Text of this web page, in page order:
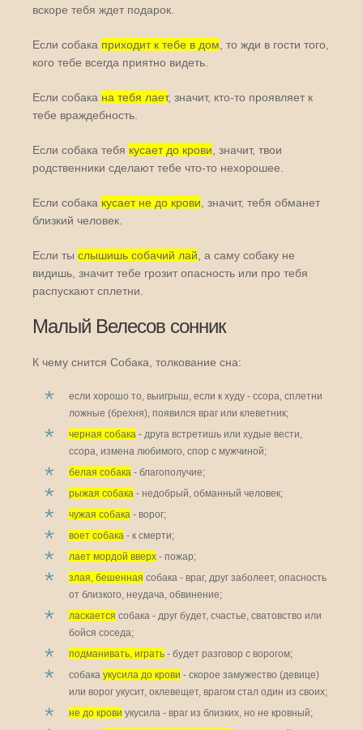
вскоре тебя ждет подарок.
Если собака приходит к тебе в дом , то жди в гости того,
кого тебе всегда приятно видеть.
Если собака на тебя лает, значит, кто-то проявляет к
тебе враждебность.
Если собака тебя кусает до крови , значит, твои
родственники сделают тебе что-то нехорошее.
Если собака кусает не до крови , значит, тебя обманет
близкий человек.
Если ты слышишь собачий лай , а саму собаку не
видишь, значит тебе грозит опасность или про тебя
распускают сплетни.
Малый Велесов сонник
К чему снится Собака, толкование сна:
если хорошо то, выигрыш, если к худу - ссора, сплетни
ложные (брехня), появился враг или клеветник;
черная собака - друга встретишь или худые вести,
ссора, измена любимого, спор с мужчиной;
белая собака - благополучие;
рыжая собака - недобрый, обманный человек;
чужая собака - ворог;
воет собака - к смерти;
лает мордой вверх - пожар;
злая, бешенная собака - враг, друг заболеет, опасность
от близкого, неудача, обвинение;
ласкается собака - друг будет, счастье, сватовство или
бойся соседа;
подманивать, играть - будет разговор с ворогом;
собака укусила до крови - скорое замужество (девице)
или ворог укусит, оклевещет, врагом стал один из своих;
не до крови укусила - враг из близких, но не кровный;